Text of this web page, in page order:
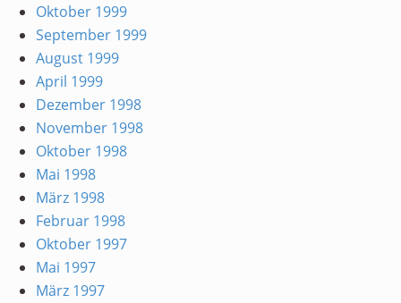
Oktober 1999
September 1999
August 1999
April 1999
Dezember 1998
November 1998
Oktober 1998
Mai 1998
März 1998
Februar 1998
Oktober 1997
Mai 1997
März 1997